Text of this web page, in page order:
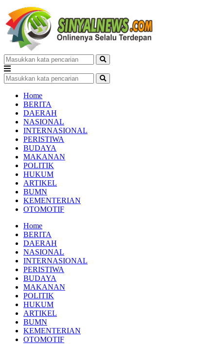
Home
BERITA
DAERAH
NASIONAL
INTERNASIONAL
PERISTIWA
BUDAYA
MAKANAN
POLITIK
HUKUM
ARTIKEL
BUMN
KEMENTERIAN
OTOMOTIF
Home
BERITA
DAERAH
NASIONAL
INTERNASIONAL
PERISTIWA
BUDAYA
MAKANAN
POLITIK
HUKUM
ARTIKEL
BUMN
KEMENTERIAN
OTOMOTIF